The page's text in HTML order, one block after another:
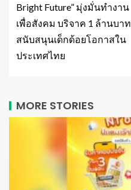
Bright Future” มุ่งมั่นทำงาน
เพื่อสังคม บริจาค 1 ล้านบาท
สนับสนุนเด็กด้อยโอกาสใน
ประเทศไทย
MORE STORIES